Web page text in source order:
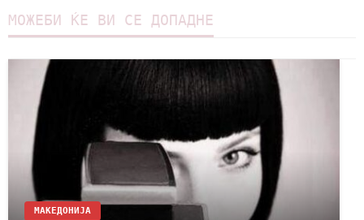
МОЖЕБИ ЌЕ ВИ СЕ ДОПАДНЕ
МАКЕДОНИЈА